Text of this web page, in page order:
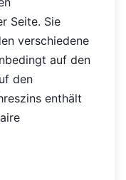
Seite. Sie
verschiedene
auf den
den
enthält